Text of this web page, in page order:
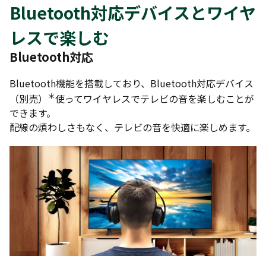
Bluetooth対応デバイスとワイヤ
レスで楽しむ
Bluetooth対応
Bluetooth機能を搭載しており、Bluetooth対応デバイス
（別売）
＊使ってワイヤレスでテレビの音を楽しむことが
できます。
配線の煩わしさもなく、テレビの音を快適に楽しめます。